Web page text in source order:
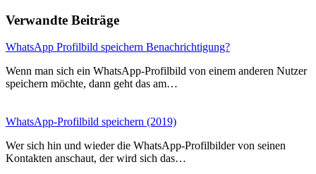
Verwandte Beiträge
WhatsApp Profilbild speichern Benachrichtigung?
Wenn man sich ein WhatsApp-Profilbild von einem anderen Nutzer
speichern möchte, dann geht das am…
WhatsApp-Profilbild speichern (2019)
Wer sich hin und wieder die WhatsApp-Profilbilder von seinen
Kontakten anschaut, der wird sich das…